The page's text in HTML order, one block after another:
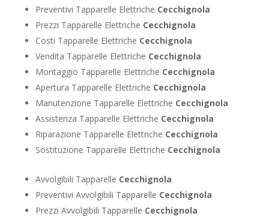
Preventivi Tapparelle Elettriche Cecchignola
Prezzi Tapparelle Elettriche Cecchignola
Costi Tapparelle Elettriche Cecchignola
Vendita Tapparelle Elettriche Cecchignola
Montaggio Tapparelle Elettriche Cecchignola
Apertura Tapparelle Elettriche Cecchignola
Manutenzione Tapparelle Elettriche Cecchignola
Assistenza Tapparelle Elettriche Cecchignola
Riparazione Tapparelle Elettriche Cecchignola
Sostituzione Tapparelle Elettriche Cecchignola
Avvolgibili Tapparelle Cecchignola
Preventivi Avvolgibili Tapparelle Cecchignola
Prezzi Avvolgibili Tapparelle Cecchignola